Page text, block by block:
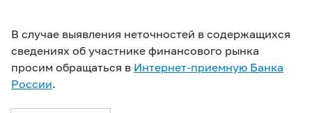
В случае выявления неточностей в содержащихся
сведениях об участнике финансового рынка
просим обращаться в Интернет-приемную Банка
России.